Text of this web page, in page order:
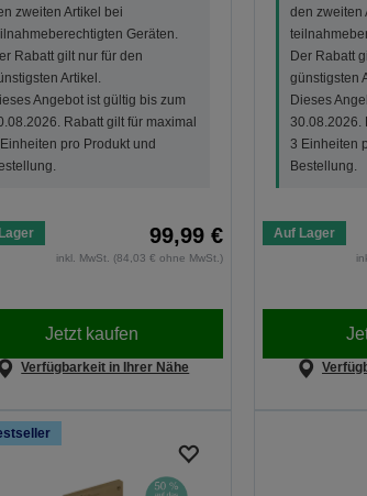
zweiten Artikel bei
Geräten.
Rabatt gilt nur für den
Artikel.
Angebot ist gültig bis zum
Rabatt gilt für maximal
pro Produkt und
99,99 €
inkl. MwSt. (84,03 € ohne MwSt.)
Jetzt kaufen
Verfügbarkeit in Ihrer Nähe
den zweiten
Der Rabatt
günstigsten
Dieses
30.08.2026.
3 Einheiten
Bestellung.
Auf Lager